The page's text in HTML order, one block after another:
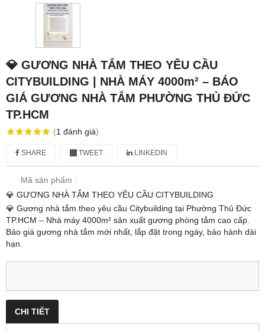
💎 GƯƠNG NHÀ TẮM THEO YÊU CẦU
CITYBUILDING | NHÀ MÁY 4000m² – BÁO
GIÁ GƯƠNG NHÀ TẮM PHƯỜNG THỦ ĐỨC
TP.HCM
(1 đánh giá)
SHARE TWEET LINKEDIN
Mã sản phẩm :
💎 GƯƠNG NHÀ TẮM THEO YÊU CẦU CITYBUILDING
💎 Gương nhà tắm theo yêu cầu Citybuilding tại Phường Thủ Đức
TP.HCM – Nhà máy 4000m² sản xuất gương phòng tắm cao cấp.
Báo giá gương nhà tắm mới nhất, lắp đặt trong ngày, bảo hành dài
hạn.
CHI TIẾT